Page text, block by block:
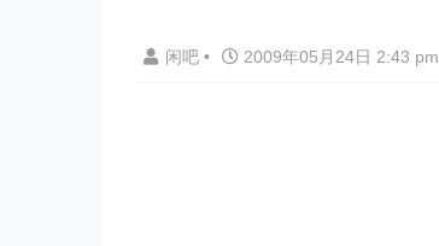
闲吧 • 2009年05月24日 2:43 pm